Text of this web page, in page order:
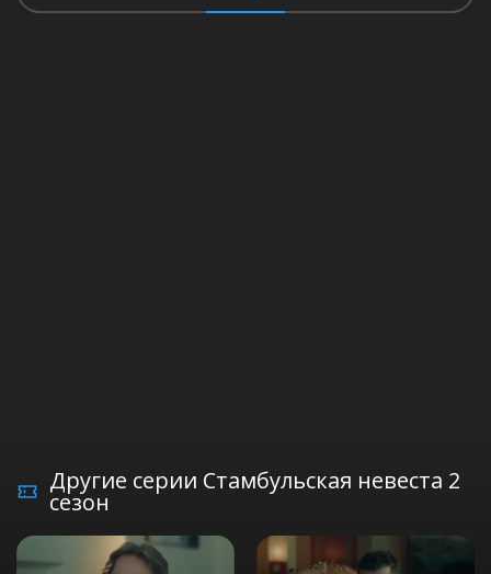
Другие серии Стамбульская невеста 2
сезон